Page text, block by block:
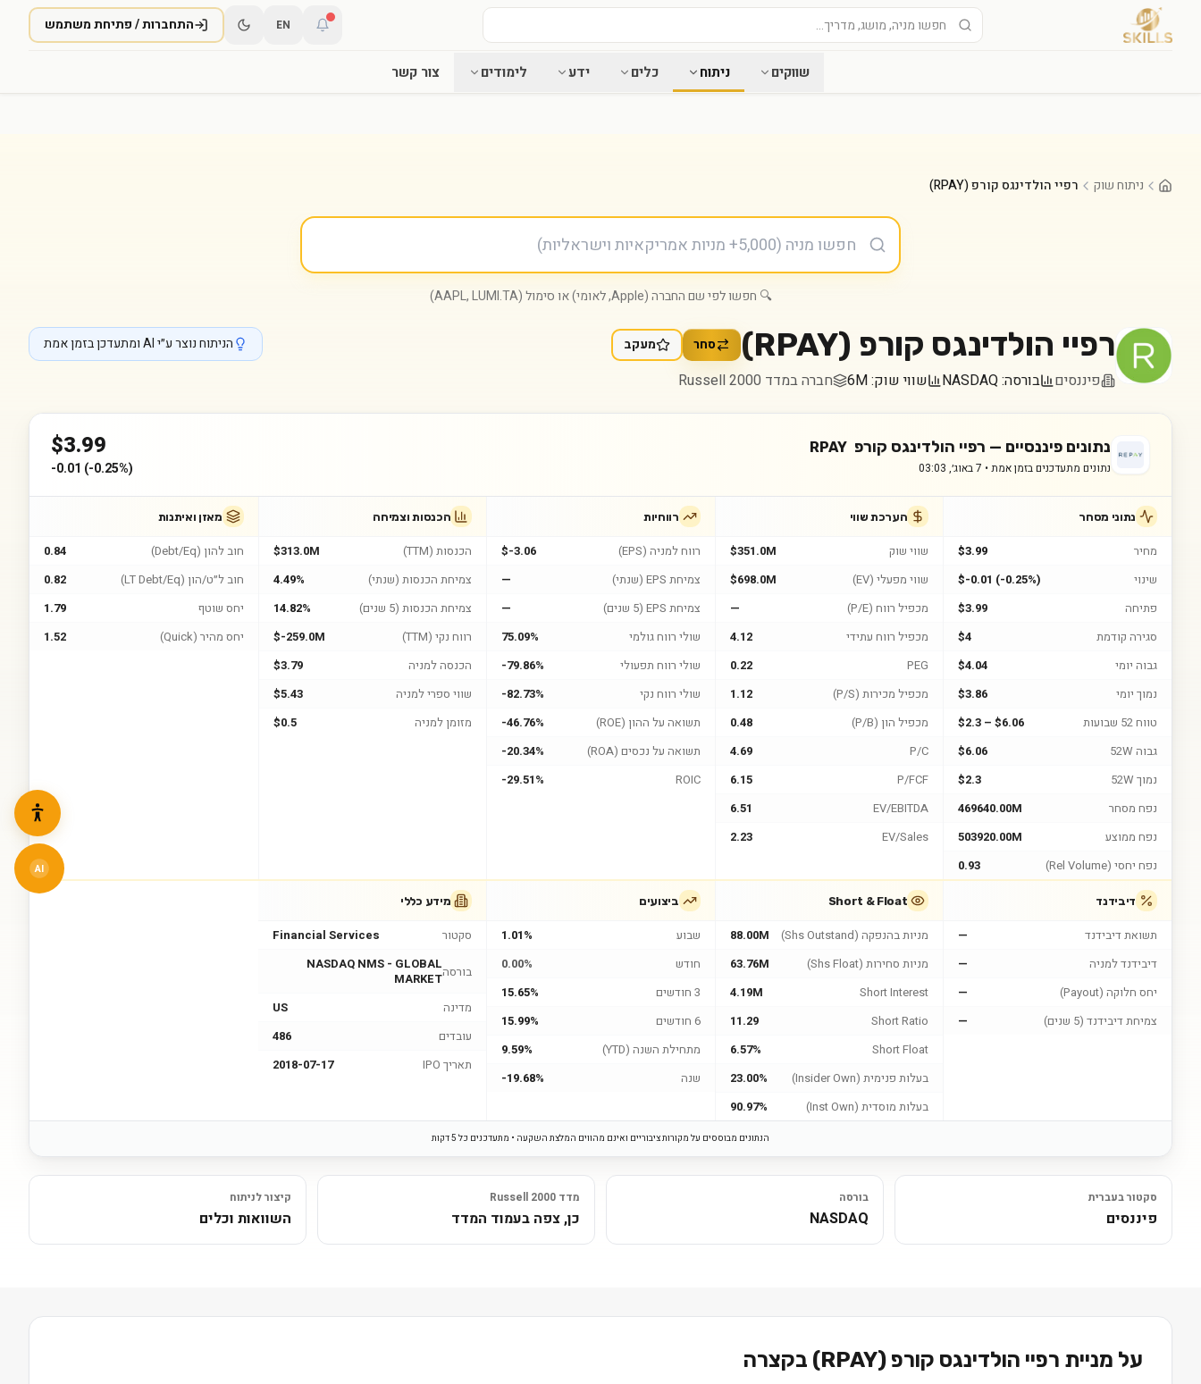
EN התחברות / פתיחת משתמש
שווקים ניתוח כלים ידע לימודים צור קשר
ניתוח שוק רפיי הולדינגס קורפ (RPAY)
🔍 חפשו לפי שם החברה (Apple, לאומי) או סימול (AAPL, LUMI.TA)
רפיי הולדינגס קורפ (
RPAY
) סחר מעקב
פיננסים בורסה:NASDAQ שווי שוק:6M חברה במדד Russell 2000
הניתוח נוצר ע״י AI ומתעדכן בזמן אמת
נתונים פיננסיים — רפיי הולדינגס קורפ RPAY
נתונים מתעדכנים בזמן אמת • 7 באוג׳, 03:03
$3.99
-0.01 (-0.25%)
נתוני מסחר
מחיר
$3.99
שינוי
$-0.01 (-0.25%)
פתיחה
$3.99
סגירה קודמת
$4
גבוה יומי
$4.04
נמוך יומי
$3.86
טווח 52 שבועות
$2.3 – $6.06
גבוה 52W
$6.06
נמוך 52W
$2.3
נפח מסחר
469640.00M
נפח ממוצע
503920.00M
נפח יחסי (Rel Volume)
0.93
הערכת שווי
שווי שוק
$351.0M
שווי מפעלי (EV)
$698.0M
מכפיל רווח (P/E)
—
מכפיל רווח עתידי
4.12
PEG
0.22
מכפיל מכירות (P/S)
1.12
מכפיל הון (P/B)
0.48
P/C
4.69
P/FCF
6.15
EV/EBITDA
6.51
EV/Sales
2.23
רווחיות
רווח למניה (EPS)
$-3.06
צמיחת EPS (שנתי)
—
צמיחת EPS (5 שנים)
—
שולי רווח גולמי
75.09%
שולי רווח תפעולי
-79.86%
שולי רווח נקי
-82.73%
תשואה על ההון (ROE)
-46.76%
תשואה על נכסים (ROA)
-20.34%
ROIC
-29.51%
הכנסות וצמיחה
הכנסות (TTM)
$313.0M
צמיחת הכנסות (שנתי)
4.49%
צמיחת הכנסות (5 שנים)
14.82%
רווח נקי (TTM)
$-259.0M
הכנסה למניה
$3.79
שווי ספרי למניה
$5.43
מזומן למניה
$0.5
מאזן ואיתנות
חוב להון (Debt/Eq)
0.84
חוב ל״ט/הון (LT Debt/Eq)
0.82
יחס שוטף
1.79
יחס מהיר (Quick)
1.52
דיבידנד
תשואת דיבידנד
—
דיבידנד למניה
—
יחס חלוקה (Payout)
—
צמיחת דיבידנד (5 שנים)
—
Short & Float
מניות בהנפקה (Shs Outstand)
88.00M
מניות סחירות (Shs Float)
63.76M
Short Interest
4.19M
Short Ratio
11.29
Short Float
6.57%
בעלות פנימית (Insider Own)
23.00%
בעלות מוסדית (Inst Own)
90.97%
ביצועים
שבוע
1.01%
חודש
0.00%
3 חודשים
15.65%
6 חודשים
15.99%
מתחילת השנה (YTD)
9.59%
שנה
-19.68%
מידע כללי
סקטור Financial Services
בורסהNASDAQ NMS - GLOBAL
MARKET
מדינה
US
עובדים
486
תאריך IPO
2018-07-17
הנתונים מבוססים על מקורות ציבוריים ואינם מהווים המלצת השקעה • מתעדכנים כל 5 דקות
סקטור בעברית
פיננסים
בורסה
NASDAQ
מדד Russell 2000
כן, צפה בעמוד המדד
קיצור לניתוח
השוואות וכלים
על מניית רפיי הולדינגס קורפ (
RPAY) בקצרה
AI